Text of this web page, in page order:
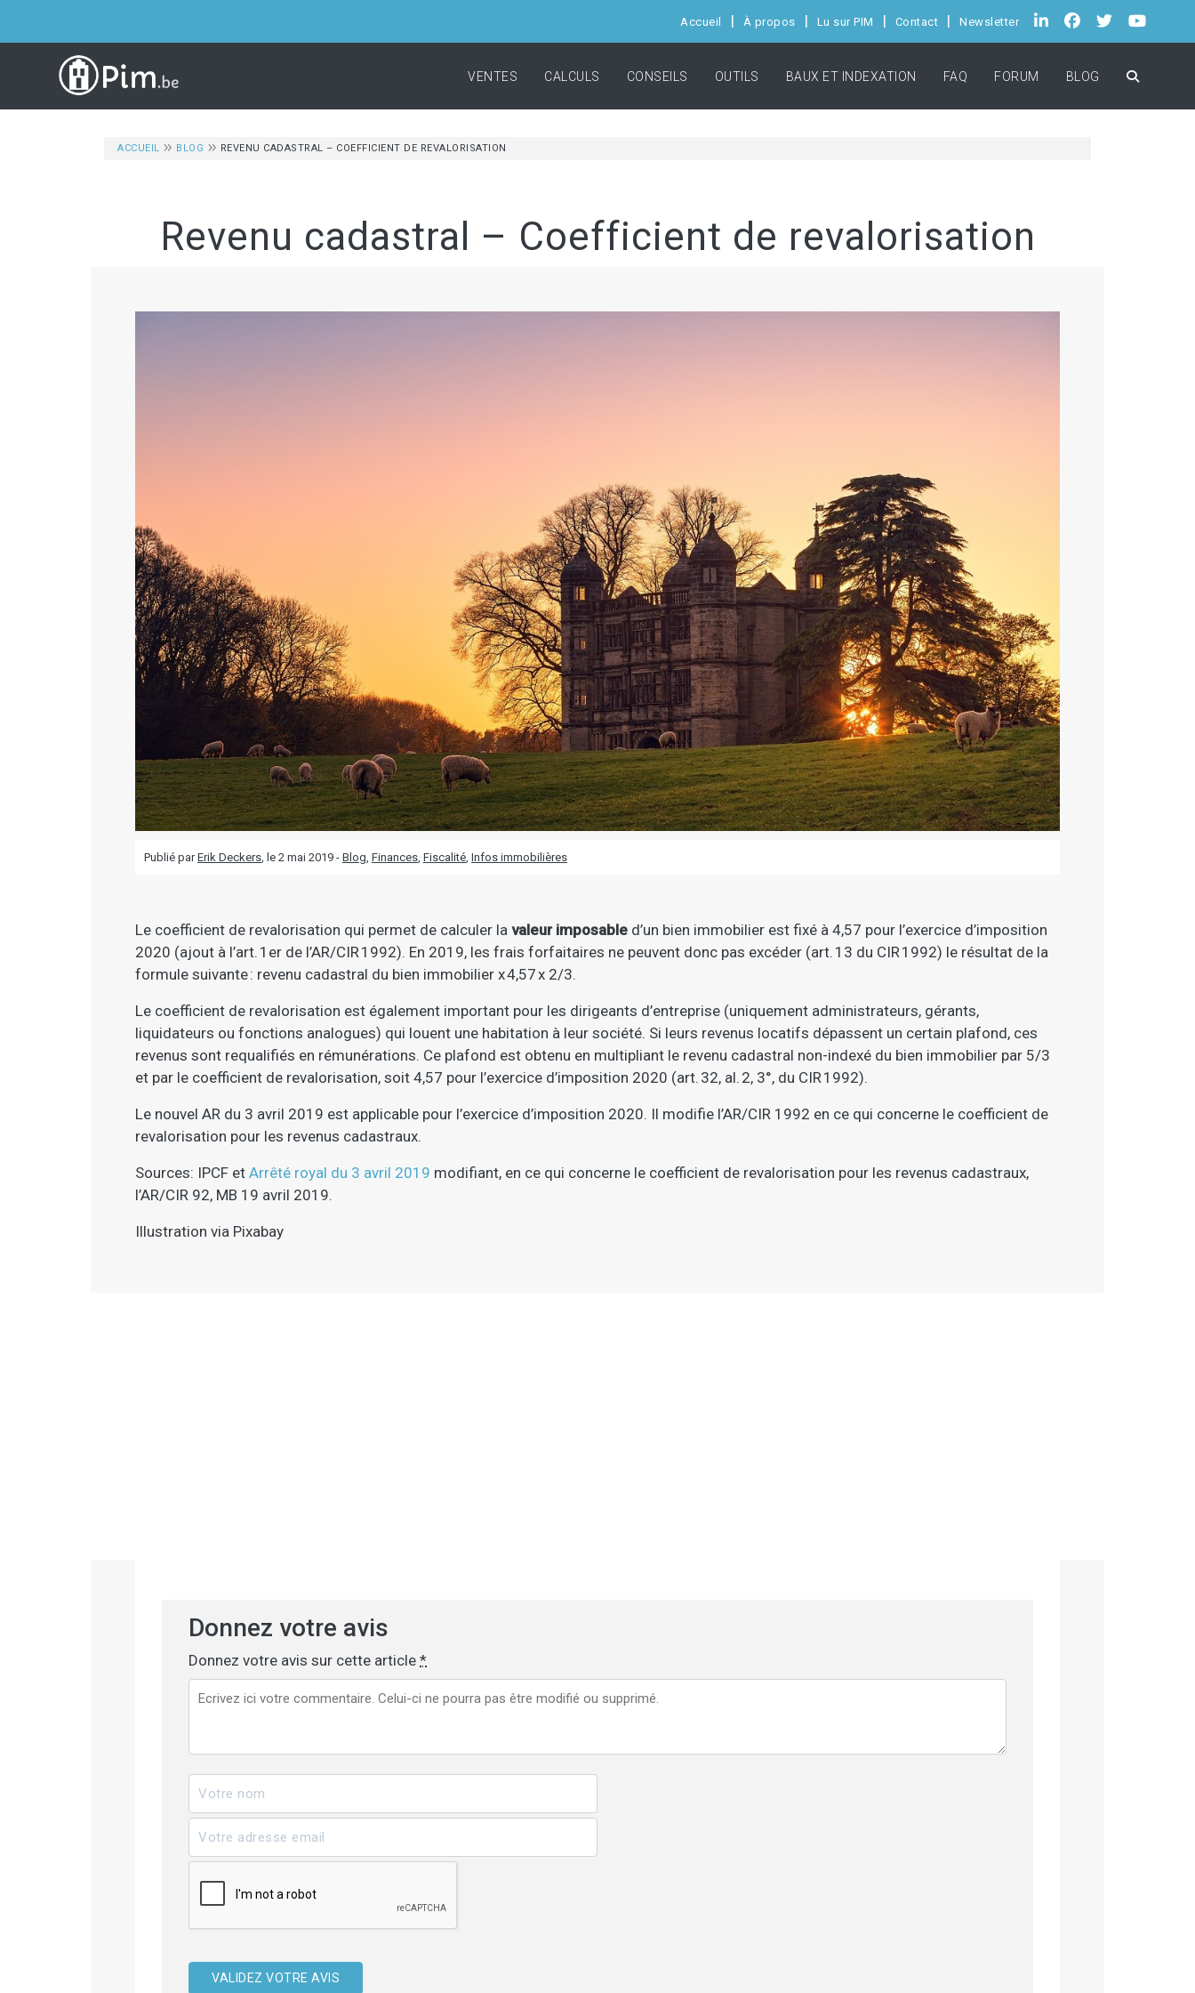
Accueil À propos Lu sur PIM Contact Newsletter
VENTES CALCULS CONSEILS OUTILS BAUX ET INDEXATION FAQ FORUM BLOG
ACCUEIL BLOG REVENU CADASTRAL – COEFFICIENT DE REVALORISATION
Revenu cadastral – Coefficient de revalorisation
Publié parErik Deckers, le 2 mai 2019 - Blog, Finances, Fiscalité, Infos immobilières
Le coefficient de revalorisation qui permet de calculer la valeur imposable d’un bien immobilier est fixé à 4,57 pour l’exercice d’imposition
2020 (ajout à l’art. 1er de l’AR/CIR 1992). En 2019, les frais forfaitaires ne peuvent donc pas excéder (art. 13 du CIR 1992) le résultat de la
formule suivante : revenu cadastral du bien immobilier x 4,57 x 2/3.
Le coefficient de revalorisation est également important pour les dirigeants d’entreprise (uniquement administrateurs, gérants,
liquidateurs ou fonctions analogues) qui louent une habitation à leur société. Si leurs revenus locatifs dépassent un certain plafond, ces
revenus sont requalifiés en rémunérations. Ce plafond est obtenu en multipliant le revenu cadastral non-indexé du bien immobilier par 5/3
et par le coefficient de revalorisation, soit 4,57 pour l’exercice d’imposition 2020 (art. 32, al. 2, 3°, du CIR 1992).
Le nouvel AR du 3 avril 2019 est applicable pour l’exercice d’imposition 2020. Il modifie l’AR/CIR 1992 en ce qui concerne le coefficient de
revalorisation pour les revenus cadastraux.
Sources: IPCF et Arrêté royal du 3 avril 2019 modifiant, en ce qui concerne le coefficient de revalorisation pour les revenus cadastraux,
l’AR/CIR 92, MB 19 avril 2019.
Illustration via Pixabay
Donnez votre avis
Donnez votre avis sur cette article *
VALIDEZ VOTRE AVIS